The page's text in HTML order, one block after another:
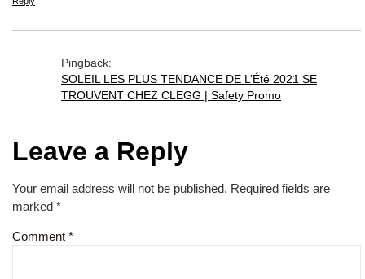
Pingback:
SOLEIL LES PLUS TENDANCE DE L’Été 2021 SE
TROUVENT CHEZ CLEGG | Safety Promo
Leave a Reply
Your email address will not be published. Required fields are
marked *
Comment *